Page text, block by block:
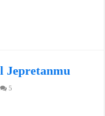
Jepretanmu
5